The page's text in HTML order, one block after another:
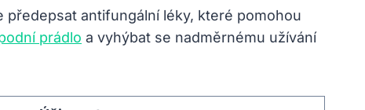
antifungální léky, které pomohou
prádlo a vyhýbat se nadměrnému užívání